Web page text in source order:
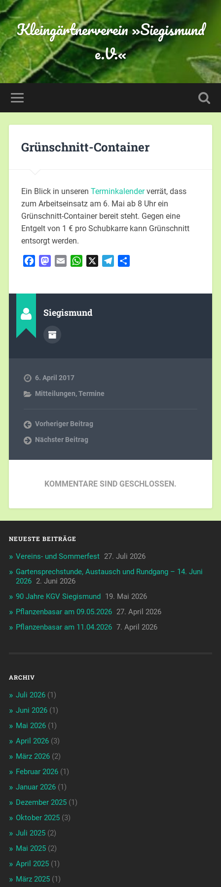
Kleingärtnerverein »Siegismund
e.V.«
Grünschnitt-Container
Ein Blick in unseren Terminkalenderverrät, dass
zum Arbeitseinsatz am 6. Mai ab 8 Uhr ein
Grünschnitt-Container bereit steht. Gegen eine
Entgelt von 1 € pro Schubkarre kann Grünschnitt
entsorgt werden.
FacebookMastodon
Email WhatsApp Telegram
Siegismund
6. April 2017
Mitteilungen,Termine
Vorheriger Beitrag
Nächster Beitrag
KOMMENTARE SIND GESCHLOSSEN.
NEUESTE BEITRÄGE
Vereins- und Sommerfest 27. Juli 2026
Gartensprechstunde, Austausch und Rundgang – 14. Juni
2026 2. Juni 2026
90 Jahre KGV Siegismund 19. Mai 2026
Pflanzenbasar am 09.05.2026 27. April 2026
Pflanzenbasar am 11.04.2026 7. April 2026
ARCHIV
Juli 2026(1)
Juni 2026(1)
Mai 2026(1)
April 2026(3)
März 2026(2)
Februar 2026(1)
Januar 2026(1)
Dezember 2025(1)
Oktober 2025(3)
Juli 2025(2)
Mai 2025(2)
April 2025(1)
März 2025(1)